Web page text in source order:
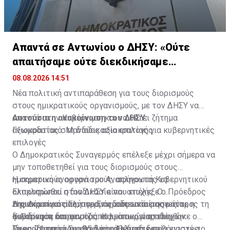
Απαντά σε Αντωνίου ο ΔΗΣΥ: «Ούτε
απαιτήσαμε ούτε διεκδικήσαμε
διορισμούς»
08.08.2026 14:51
Νέα πολιτική αντιπαράθεση για τους διορισμούς
στους ημικρατικούς οργανισμούς, με τον ΔΗΣΥ να
απαντά στην Κυβέρνηση και να θέτει ζήτημα
αξιοκρατίας στη διαδικασία επιλογής.
Αυτούσια η ανακοίνωση του ΔΗΣΥ:
Γνωμοδοτικό: Μανδύας αξιοκρατίας για κυβερνητικές
επιλογές
Ο Δημοκρατικός Συναγερμός επέλεξε μέχρι σήμερα να
μην τοποθετηθεί για τους διορισμούς στους
ημικρατικούς οργανισμούς, αφήνοντας να
ολοκληρωθεί η διαδικασία που επέλεξε ο Πρόεδρος
της Δημοκρατίας, παρά τη διαφωνία μας ως προς τη
φιλοσοφία και τον τρόπο λειτουργίας του
Η σημερινή αναφορά του Αναπληρωτή Κυβερνητικού
Εκπροσώπου στον ΔΗΣΥ είναι ατυχής. Ο
Δημοκρατικός Συναγερμός ούτε απαίτησε ούτε
διεκδίκησε διορισμούς κομματικών στελεχών.
Η ουσία είναι απλή: το Γνωμοδοτικό εισηγείται, η
Κυβέρνηση αποφασίζει. Και, όπως παραδέχθηκε ο